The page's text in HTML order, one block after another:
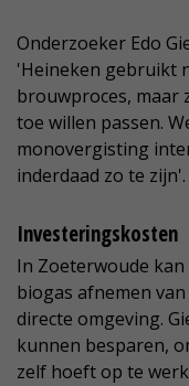
Onderzoeker Edo
'Heineken gebruikt
brouwproces, maar
toe willen passen.
monovergisting
inderdaad zo te zijn'.
Investeringskosten
In Zoeterwoude
biogas afnemen
directe omgeving.
kunnen besparen,
zelf hoeft op te